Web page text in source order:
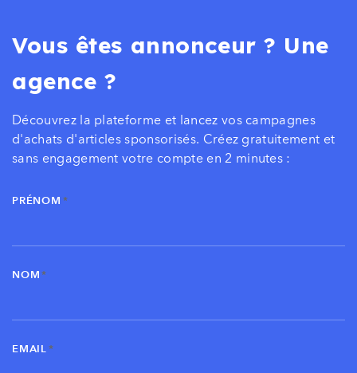
Vous êtes annonceur ? Une
agence ?
Découvrez la plateforme et lancez vos campagnes
d'achats d'articles sponsorisés. Créez gratuitement et
sans engagement votre compte en 2 minutes :
PRÉNOM *
NOM *
EMAIL *